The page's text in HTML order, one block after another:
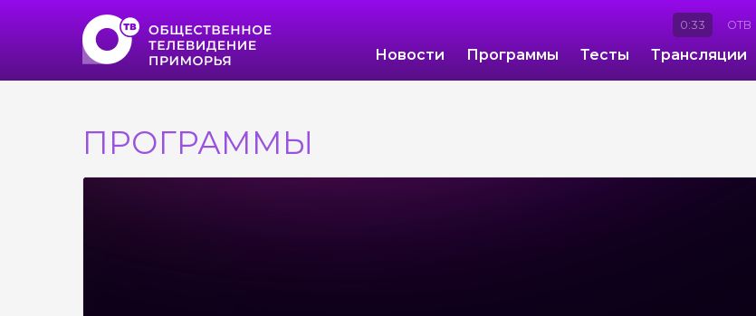
0:33 ОТВ
Новости Программы Тесты Трансляции
ПРОГРАММЫ